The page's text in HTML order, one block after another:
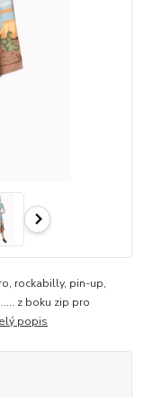
rockabilly, pin-up,
z boku zip pro
popis